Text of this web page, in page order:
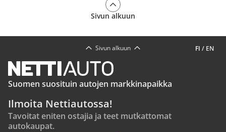
Sivun alkuun
FI / EN
Sivun alkuun
Suomen suosituin autojen markkinapaikka
Ilmoita Nettiautossa!
Tavoitat eniten ostajia ja teet mutkattomat
autokaupat.